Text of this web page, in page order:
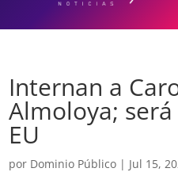
Internan a
Almoloya;
EU
por Dominio Público | Jul 15,